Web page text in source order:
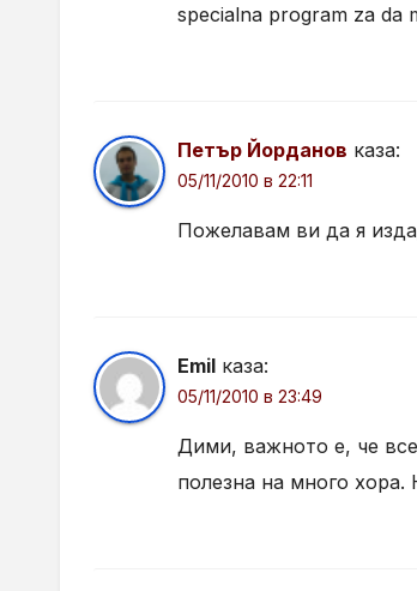
specialna program za da
Петър Йорданов каза:
05/11/2010 в 22:11
Пожелавам ви да я
Emil каза:
05/11/2010 в 23:49
Дими, важното е, че
полезна на много